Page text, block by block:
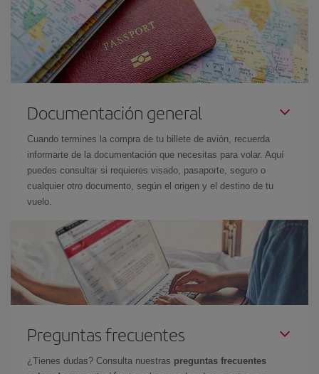
Documentación general
Cuando termines la compra de tu billete de avión, recuerda
informarte de la documentación que necesitas para volar. Aquí
puedes consultar si requieres visado, pasaporte, seguro o
cualquier otro documento, según el origen y el destino de tu
vuelo.
Preguntas frecuentes
¿Tienes dudas? Consulta nuestras preguntas frecuentes